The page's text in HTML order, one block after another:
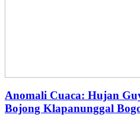
Anomali Cuaca: Hujan
Bojong Klapanunggal